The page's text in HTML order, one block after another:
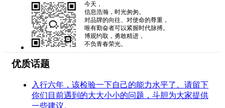
今天，
信息浩瀚，时光匆匆。
对品牌的向往、对使命的尊重，
唯有勤奋者可以紧握时代脉搏。
博观约取，勇敢精进，
不负青春荣光。
优质话题
入行六年，该检验一下自己的能力水平了。请留下
你们目前遇到的大大小小的问题，斗胆为大家提供
一些建议。